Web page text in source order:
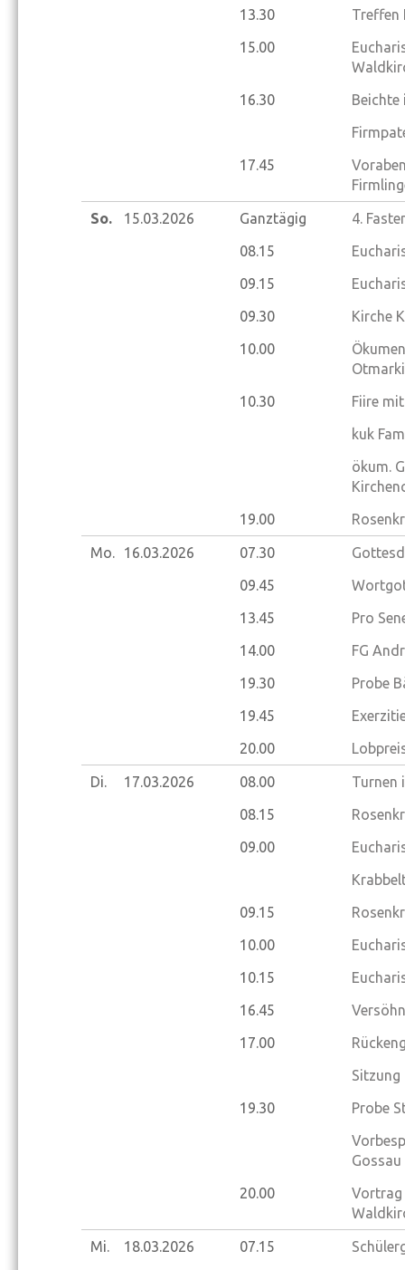
13.30
Treffen
15.00
16.30
Beichte
17.45
So. 15.03.2026 Ganztägig
4.
08.15
09.15
09.30
Kirche
10.00
10.30
Fiire
kuk
ökum.
19.00
Mo. 16.03.2026 07.30
09.45
13.45
Pro
14.00
FG
19.30
Probe
19.45
20.00
Di. 17.03.2026 08.00
Turnen
08.15
09.00
09.15
10.00
10.15
16.45
17.00
Sitzung
19.30
Probe
Gossau
20.00
Vortrag
Mi. 18.03.2026 07.15